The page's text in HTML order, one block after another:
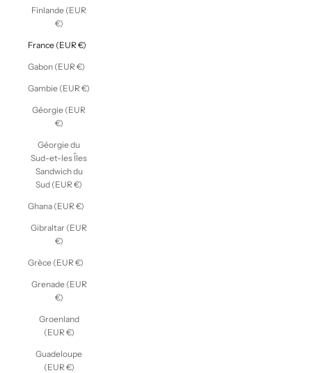
Finlande (EUR
€)
France (EUR €)
Gabon (EUR €)
Gambie (EUR €)
Géorgie (EUR
€)
Géorgie du
Sud-et-les Îles
Sandwich du
Sud (EUR €)
Ghana (EUR €)
Gibraltar (EUR
€)
Grèce (EUR €)
Grenade (EUR
€)
Groenland
(EUR €)
Guadeloupe
(EUR €)